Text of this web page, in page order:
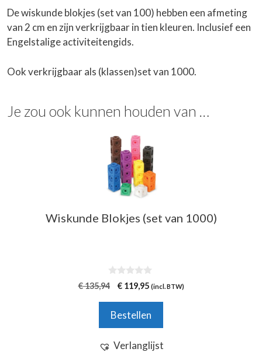
De wiskunde blokjes (set van 100) hebben een afmeting
van 2 cm en zijn verkrijgbaar in tien kleuren. Inclusief een
Engelstalige activiteitengids.
Ook verkrijgbaar als (klassen)set van 1000.
Je zou ook kunnen houden van …
Wiskunde Blokjes (set van 1000)
0
v
5
€135,94
Oorspronkelijke
was:
€ 135,94.
€119,95Huidige
€ 119,95.
(incl. BTW)
Bestellen
Verlanglijst